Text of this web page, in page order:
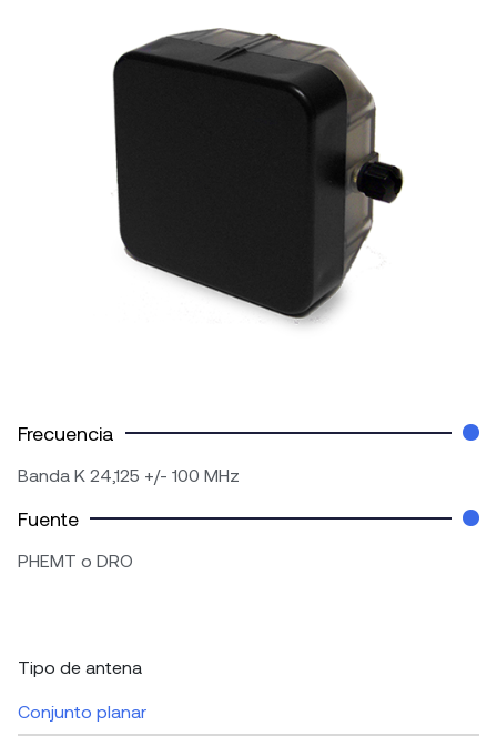
Frecuencia
Banda K 24,125 +/- 100 MHz
Fuente
PHEMT o DRO
Tipo de antena
Conjunto planar